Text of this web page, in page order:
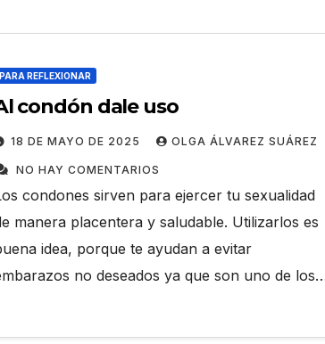
PARA REFLEXIONAR
condón dale uso
18 DE MAYO DE 2025 OLGA ÁLVAREZ SUÁREZ
NO HAY COMENTARIOS
condones sirven para ejercer tu sexualidad
manera placentera y saludable. Utilizarlos es
idea, porque te ayudan a evitar
no deseados ya que son uno de